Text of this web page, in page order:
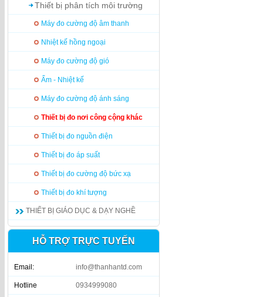
Thiết bị phân tích môi trường
Máy đo cường độ âm thanh
Nhiệt kế hồng ngoại
Máy đo cường độ gió
Ẩm - Nhiệt kế
Máy đo cường độ ánh sáng
Thiết bị đo nơi công cộng khác
Thiết bị đo nguồn điện
Thiết bị đo áp suất
Thiết bị đo cường độ bức xạ
Thiết bị đo khí tượng
THIẾT BỊ GIÁO DỤC & DẠY NGHỀ
HỖ TRỢ TRỰC TUYẾN
Email: info@thanhantd.com
Hotline 0934999080